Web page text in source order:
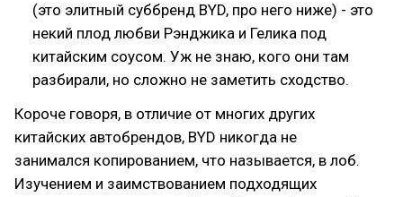
(это элитный суббренд BYD, про него ниже) - это
некий плод любви Рэнджика и Гелика под
китайским соусом. Уж не знаю, кого они там
разбирали, но сложно не заметить сходство.
Короче говоря, в отличие от многих других
китайских автобрендов, BYD никогда не
занимался копированием, что называется, в лоб.
Изучением и заимствованием подходящих